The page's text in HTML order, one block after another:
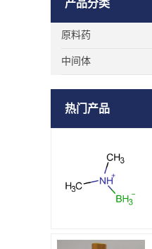
产品分类
原料药
中间体
热门产品